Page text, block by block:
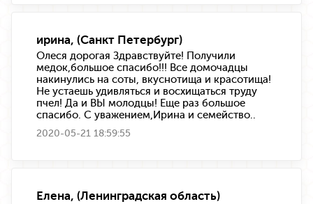
ирина, (Санкт Петербург)
Олеся дорогая Здравствуйте! Получили
медок,большое спасибо!!! Все домочадцы
накинулись на соты, вкуснотища и красотища!
Не устаешь удивляться и восхищаться труду
пчел! Да и ВЫ молодцы! Еще раз большое
спасибо. С уважением,Ирина и семейство..
2020-05-21 18:59:55
Елена, (Ленинградская область)